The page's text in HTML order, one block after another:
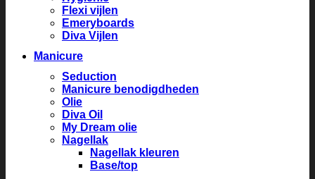
Flexi vijlen
Emeryboards
Diva Vijlen
Manicure
Seduction
Manicure benodigdheden
Olie
Diva Oil
My Dream olie
Nagellak
Nagellak kleuren
Base/top